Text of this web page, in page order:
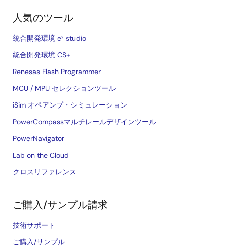
人気のツール
統合開発環境 e² studio
統合開発環境 CS+
Renesas Flash Programmer
MCU / MPU セレクションツール
iSim オペアンプ・シミュレーション
PowerCompassマルチレールデザインツール
PowerNavigator
Lab on the Cloud
クロスリファレンス
ご購入/サンプル請求
技術サポート
ご購入/サンプル